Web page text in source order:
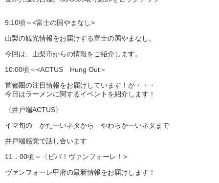
9:10頃～<富士の国やまなし>
山梨の観光情報をお届けする富士の国やまなし。
今回は、山梨市からの情報をご紹介します。
10:00頃～<ACTUS Hung Out＞
首都圏の注目情報をお届けしています！が・・・
今日はラーメンに関するイベントを紹介します！
〈井戸端ACTUS〉
イマ旬の かたーいネタから やわらかーいネタまで
井戸端感覚で話し合います
11：00頃～〈ビバ！ヴァンフォーレ！>
ヴァンフォーレ甲府の最新情報をお届けします！